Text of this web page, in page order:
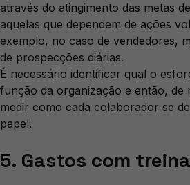
através do atingimento das metas
aquelas que dependem de ações
exemplo, no caso de vendedores,
de prospecções diárias.
É necessário identificar qual o
função da organização e então, de
medir como cada colaborador se
papel.
5. Gastos com